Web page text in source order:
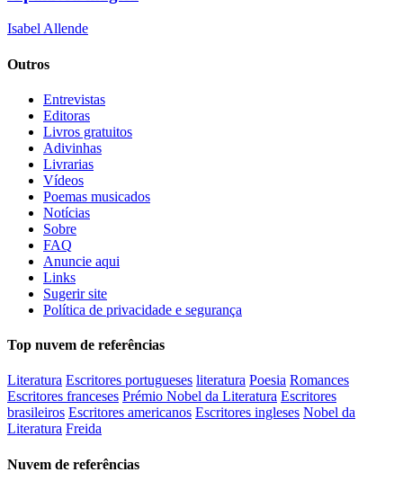
Isabel Allende
Outros
Entrevistas
Editoras
Livros gratuitos
Adivinhas
Livrarias
Vídeos
Poemas musicados
Notícias
Sobre
FAQ
Anuncie aqui
Links
Sugerir site
Política de privacidade e segurança
Top nuvem de referências
Literatura Escritores portugueses literatura Poesia Romances
Escritores franceses Prémio Nobel da Literatura Escritores
brasileiros Escritores americanos Escritores ingleses Nobel da
Literatura Freida
Nuvem de referências